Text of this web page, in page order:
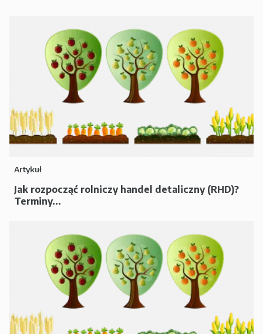
Artykuł
Jak rozpocząć rolniczy handel detaliczny (RHD)?
Terminy...